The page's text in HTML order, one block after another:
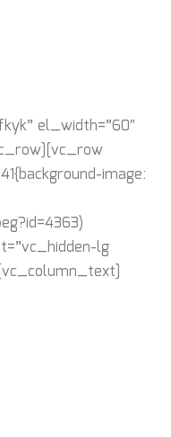
el_width=”60″
image:
lg